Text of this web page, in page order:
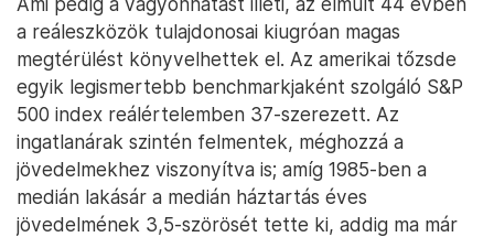
a reáleszközök tulajdonosai kiugróan magas
megtérülést könyvelhettek el. Az amerikai tőzsde
egyik legismertebb benchmarkjaként szolgáló S&P
500 index reálértelemben 37-szerezett. Az
ingatlanárak szintén felmentek, méghozzá a
jövedelmekhez viszonyítva is; amíg 1985-ben a
medián lakásár a medián háztartás éves
jövedelmének 3,5-szörösét tette ki, addig ma már